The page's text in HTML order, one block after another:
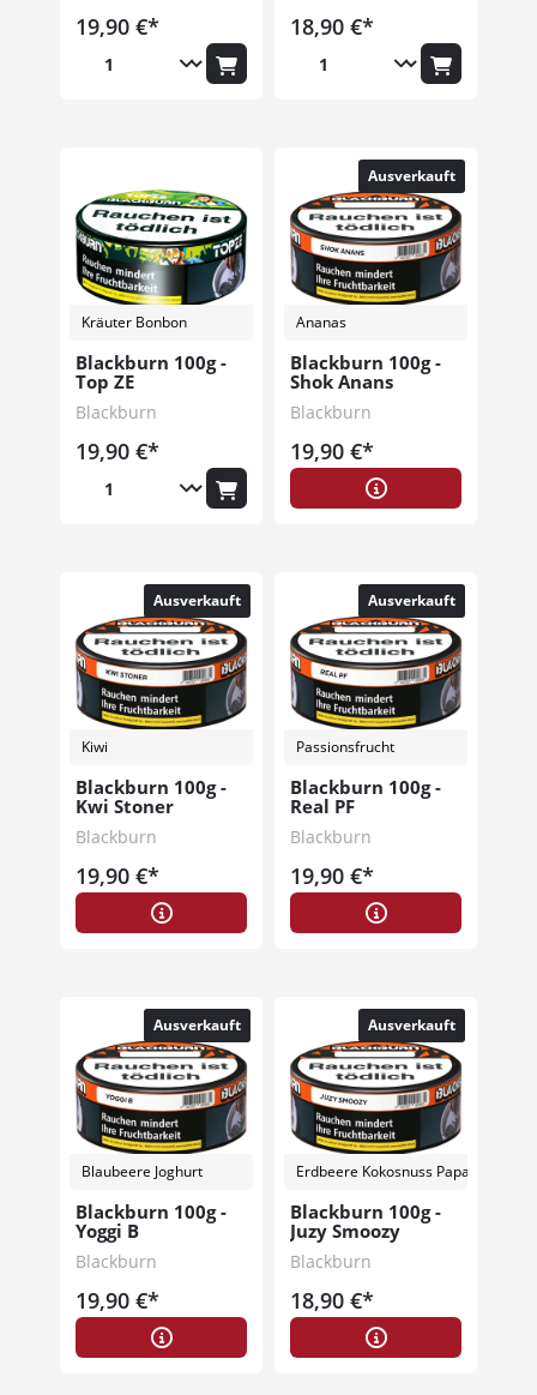
19,90 €* 18,90 €*
Kräuter Bonbon
Blackburn 100g -
Top ZE
Blackburn
19,90 €*
Ausverkauft
Ananas
Blackburn 100g -
Shok Anans
Blackburn
19,90 €*
Ausverkauft
Kiwi
Blackburn 100g -
Kwi Stoner
Blackburn
19,90 €*
Ausverkauft
Passionsfrucht
Blackburn 100g -
Real PF
Blackburn
19,90 €*
Ausverkauft
Blaubeere Joghurt
Blackburn 100g -
Yoggi B
Blackburn
19,90 €*
Ausverkauft
Erdbeere Kokosnuss Papaya
Blackburn 100g -
Juzy Smoozy
Blackburn
18,90 €*